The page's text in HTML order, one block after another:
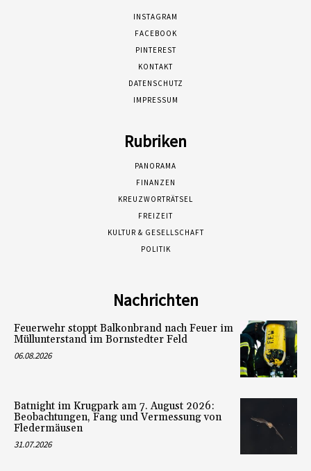
INSTAGRAM
FACEBOOK
PINTEREST
KONTAKT
DATENSCHUTZ
IMPRESSUM
Rubriken
PANORAMA
FINANZEN
KREUZWORTRÄTSEL
FREIZEIT
KULTUR & GESELLSCHAFT
POLITIK
Nachrichten
Feuerwehr stoppt Balkonbrand nach Feuer im
Müllunterstand im Bornstedter Feld
06.08.2026
Batnight im Krugpark am 7. August 2026:
Beobachtungen, Fang und Vermessung von
Fledermäusen
31.07.2026